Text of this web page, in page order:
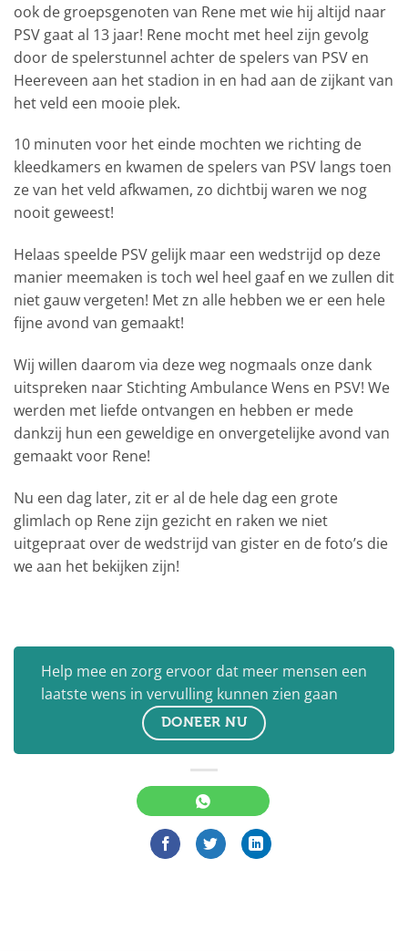
ook de groepsgenoten van Rene met wie hij altijd naar
PSV gaat al 13 jaar! Rene mocht met heel zijn gevolg
door de spelerstunnel achter de spelers van PSV en
Heereveen aan het stadion in en had aan de zijkant van
het veld een mooie plek.
10 minuten voor het einde mochten we richting de
kleedkamers en kwamen de spelers van PSV langs toen
ze van het veld afkwamen, zo dichtbij waren we nog
nooit geweest!
Helaas speelde PSV gelijk maar een wedstrijd op deze
manier meemaken is toch wel heel gaaf en we zullen dit
niet gauw vergeten! Met zn alle hebben we er een hele
fijne avond van gemaakt!
Wij willen daarom via deze weg nogmaals onze dank
uitspreken naar Stichting Ambulance Wens en PSV! We
werden met liefde ontvangen en hebben er mede
dankzij hun een geweldige en onvergetelijke avond van
gemaakt voor Rene!
Nu een dag later, zit er al de hele dag een grote
glimlach op Rene zijn gezicht en raken we niet
uitgepraat over de wedstrijd van gister en de foto’s die
we aan het bekijken zijn!
Help mee en zorg ervoor dat meer mensen een
laatste wens in vervulling kunnen zien gaan
DONEER NU